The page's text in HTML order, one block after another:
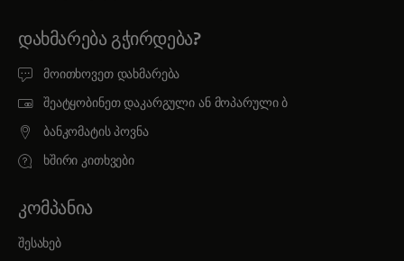
ᲓᲐᲮᲛᲐᲠᲔᲑᲐ ᲒᲭᲘᲠᲓᲔᲑᲐ?
მოითხოვეთ დახმარება
შეატყობინეთ დაკარგული ან მოპარული ბ
ბანკომატის პოვნა
ხშირი კითხვები
ᲙᲝᲛᲞᲐᲜᲘᲐ
შესახებ